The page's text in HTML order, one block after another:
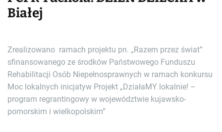
Białej
Zrealizowano ramach projektu pn. „Razem przez świat”
sfinansowanego ze środków Państwowego Funduszu
Rehabilitacji Osób Niepełnosprawnych w ramach konkursu
Moc lokalnych inicjatyw Projekt „DziałaMY lokalnie! –
program regrantingowy w województwie kujawsko-
pomorskim i wielkopolskim”